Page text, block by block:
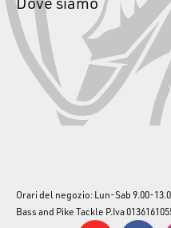
Per quali tecniche di pesca
boat
Sakura AXSè perfetto
predatori in acque
corrente) e per la pesca
Acquista tutti gli
sportiva su
zone che sono inaccessibili da
Orari del negozio: Lun-Sab 9.00-
Bass and Pike Tackle P.Iva